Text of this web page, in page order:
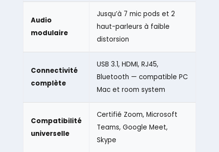
Audio
modulaire
Jusqu’à 7 mic pods et 2
haut-parleurs à faible
distorsion
Connectivité
complète
USB 3.1, HDMI, RJ45,
Bluetooth — compatible PC
Mac et room system
Compatibilité
universelle
Certifié Zoom, Microsoft
Teams, Google Meet,
Skype